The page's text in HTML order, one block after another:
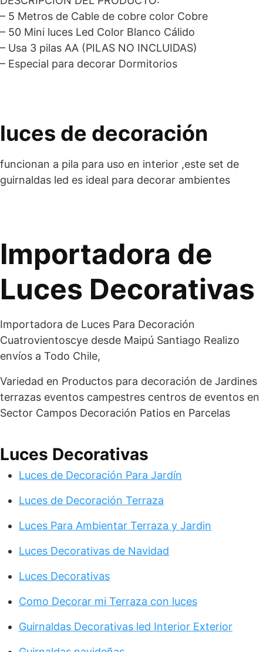
– 5 Metros de Cable de cobre color Cobre
– 50 Mini luces Led Color Blanco Cálido
– Usa 3 pilas AA (PILAS NO INCLUIDAS)
– Especial para decorar Dormitorios
luces de decoración
funcionan a pila para uso en interior ,este set de
guirnaldas led es ideal para decorar ambientes
Importadora de
Luces Decorativas
Importadora de Luces Para Decoración
Cuatrovientoscye desde Maipú Santiago Realizo
envíos a Todo Chile,
Variedad en Productos para decoración de Jardines
terrazas eventos campestres centros de eventos en
Sector Campos Decoración Patios en Parcelas
Luces Decorativas
Luces de Decoración Para Jardín
Luces de Decoración Terraza
Luces Para Ambientar Terraza y Jardin
Luces Decorativas de Navidad
Luces Decorativas
Como Decorar mi Terraza con luces
Guirnaldas Decorativas led Interior Exterior